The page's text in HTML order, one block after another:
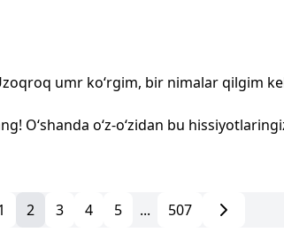
umr ko‘rgim, bir nimalar qilgim
o‘z-o‘zidan bu
2 3 4 5 ... 507